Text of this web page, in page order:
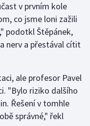
v prvním kole
co jsme loni zažili
podotkl Štěpánek,
nerv a přestával cítit
ale profesor Pavel
"Bylo riziko dalšího
Řešení v tomhle
správné," řekl